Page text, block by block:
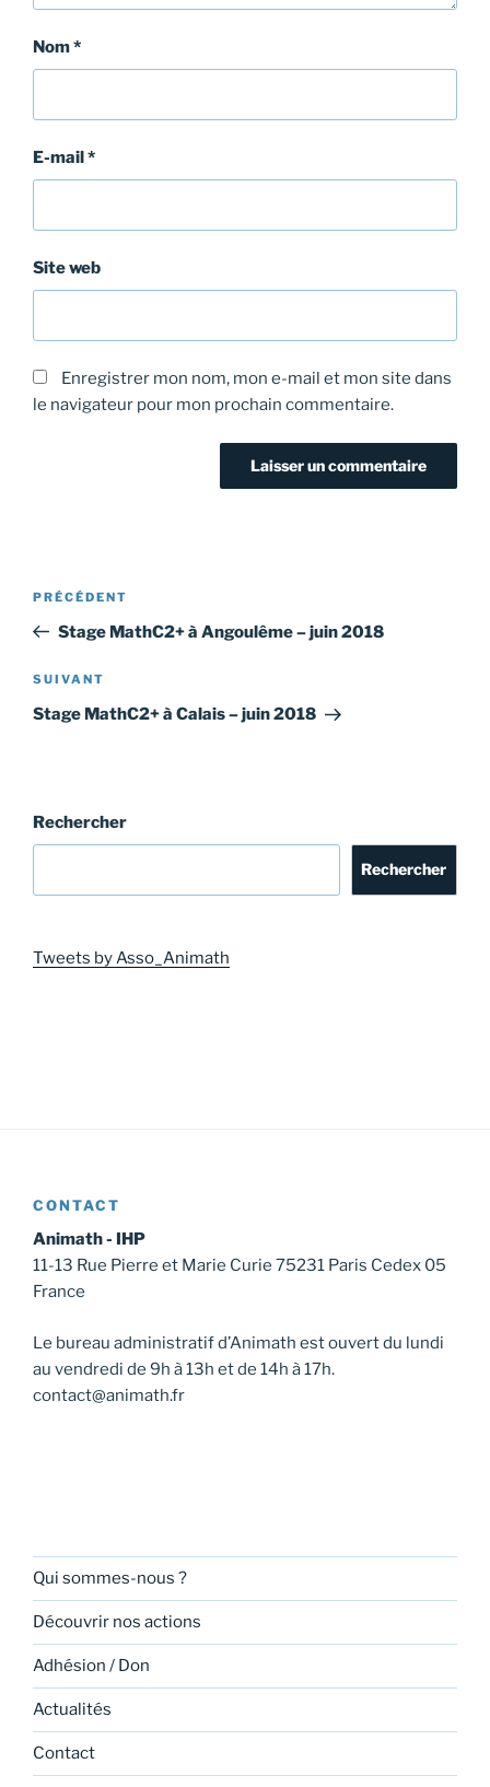
Nom*
E-mail*
Site web
Enregistrer mon nom, mon e-mail et mon site dans
le navigateur pour mon prochain commentaire.
Navigation
l’article
Article
précédent
PRÉCÉDENT
Stage MathC2+ à Angoulême – juin 2018
Article
suivant
SUIVANT
Stage MathC2+ à Calais – juin 2018
Rechercher
Rechercher
Tweets by Asso_Animath
CONTACT
Animath - IHP
11-13 Rue Pierre et Marie Curie 75231 Paris Cedex 05
France
Le bureau administratif d’Animath est ouvert du lundi
au vendredi de 9h à 13h et de 14h à 17h.
contact@animath.fr
Qui sommes-nous ?
Découvrir nos actions
Adhésion / Don
Actualités
Contact